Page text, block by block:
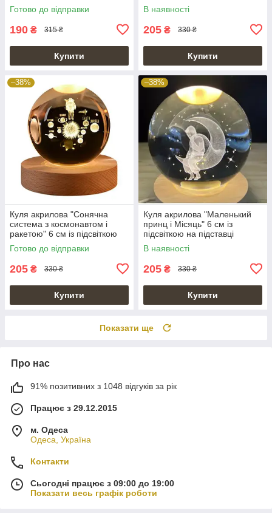
Готово до відправки
190 ₴ 315 ₴
Купити
В наявності
205 ₴ 330 ₴
Купити
–38%
Куля акрилова "Сонячна
система з космонавтом і
ракетою" 6 см із підсвіткою
на підставці
Готово до відправки
205 ₴ 330 ₴
Купити
–38%
Куля акрилова "Маленький
принц і Місяць" 6 см із
підсвіткою на підставці
В наявності
205 ₴ 330 ₴
Купити
Показати ще
Про нас
91% позитивних з 1048 відгуків за рік
Працює з 29.12.2015
м. Одеса
Одеса, Україна
Контакти
Сьогодні працює з 09:00 до 19:00
Показати весь графік роботи